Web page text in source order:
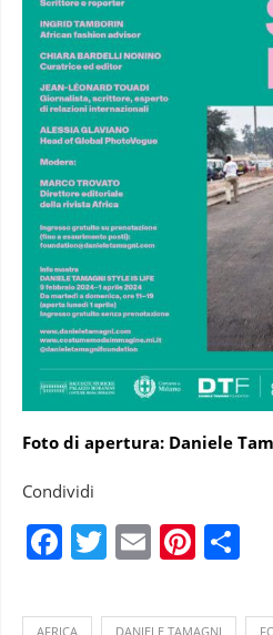
Foto di apertura: Daniele
Condividi
Facebook
Twitter
Email
AFRICA DANIELE TAMAGNI